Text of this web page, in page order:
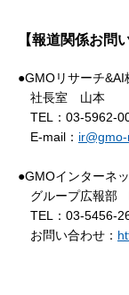
【報道関係お問
●GMOリサーチ&AI
社長室 山本
TEL：03-5962-
E-mail：
●GMOインターネ
グループ広報部
TEL：03-5456-
お問い合わせ：